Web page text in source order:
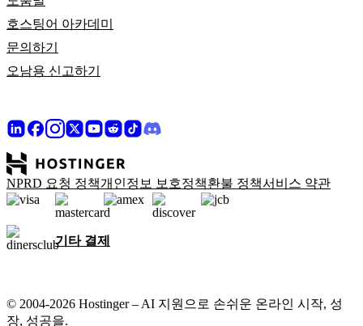
호스팅어 아카데미
문의하기
오남용 신고하기
NPRD 요청 정책개인정보 보호정책환불 정책서비스 약관
기타 결제
© 2004-2026 Hostinger – AI 지원으로 손쉬운 온라인 시작, 성
장, 성공을.